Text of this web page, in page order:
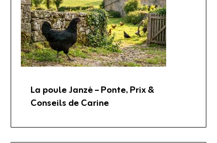
La poule Janzé – Ponte, Prix &
Conseils de Carine